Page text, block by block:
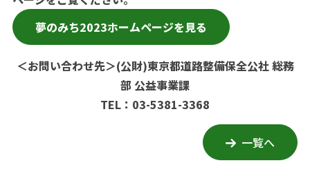
夢のみち2023ホームページを見る
＜お問い合わせ先＞(公財)東京都道路整備保全公社 総務
部 公益事業課
TEL：03-5381-3368
一覧へ